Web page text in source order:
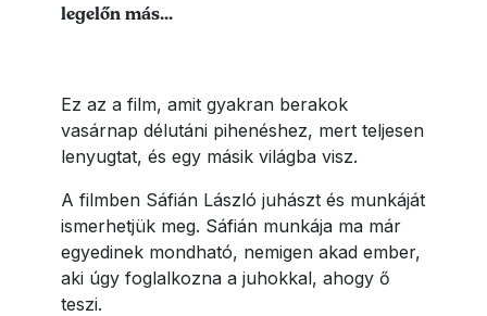
legelőn más...
Ez az a film, amit gyakran berakok
vasárnap délutáni pihenéshez, mert teljesen
lenyugtat, és egy másik világba visz.
A filmben Sáfián László juhászt és munkáját
ismerhetjük meg. Sáfián munkája ma már
egyedinek mondható, nemigen akad ember,
aki úgy foglalkozna a juhokkal, ahogy ő
teszi.